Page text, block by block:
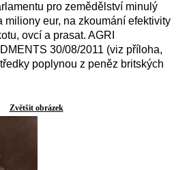
pro zemědělství minulý
miliony eur, na zkoumání efektivity
ovcí a prasat. AGRI
30/08/2011 (viz příloha,
poplynou z peněz britských
Zvětšit obrázek